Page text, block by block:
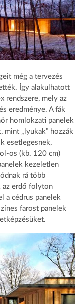
még a tervezés
Így alakulhatott
rendszere, mely az
eredménye. A fák
homlokzati panelek
mint „lyukak” hozzák
esetlegesnek,
os (kb. 120 cm)
kezeletlen
rá több
az erdő folyton
a cédrus panelek
farost panelek